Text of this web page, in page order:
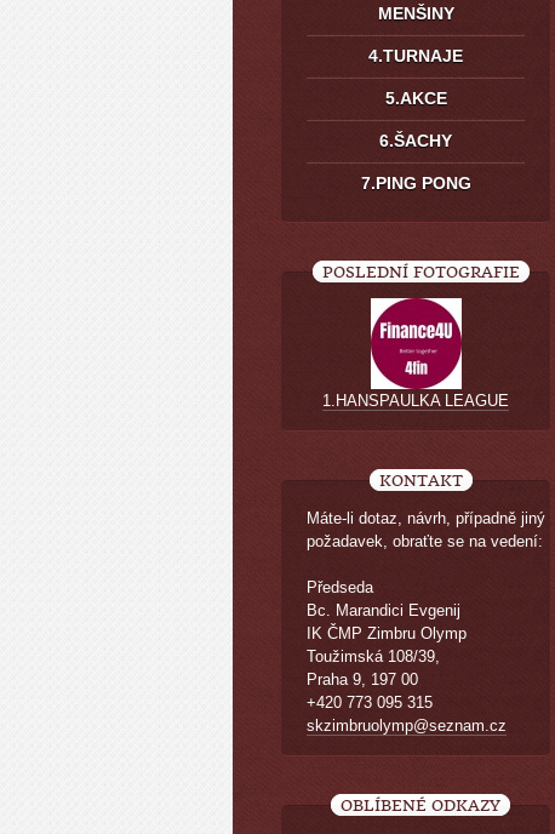
MENŠINY
4.TURNAJE
5.AKCE
6.ŠACHY
7.PING PONG
POSLEDNÍ FOTOGRAFIE
1.HANSPAULKA LEAGUE
KONTAKT
Máte-li dotaz, návrh, případně jiný
požadavek, obraťte se na vedení:
Předseda
Bc. Marandici Evgenij
IK ČMP Zimbru Olymp
Toužimská 108/39,
Praha 9, 197 00
+420 773 095 315
skzimbruolymp@seznam.cz
OBLÍBENÉ ODKAZY